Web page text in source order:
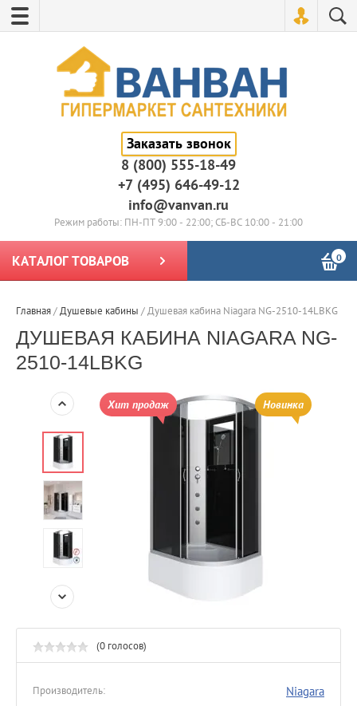
Заказать звонок
8 (800) 555-18-49
+7 (495) 646-49-12
info@vanvan.ru
Режим работы: ПН-ПТ 9:00 - 22:00; СБ-ВС 10:00 - 21:00
КАТАЛОГ ТОВАРОВ 0
Главная/Душевые кабины /Душевая кабина Niagara NG-2510-14LBKG
ДУШЕВАЯ КАБИНА NIAGARA NG-
2510-14LBKG
Хит продаж Новинка
(0 голосов)
Производитель: Niagara